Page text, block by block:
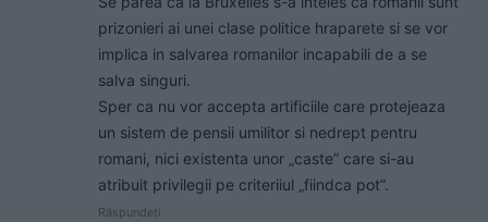
prizonieri ai unei clase politice hraparete si se vor
implica in salvarea romanilor incapabili de a se
salva singuri.
Sper ca nu vor accepta artificiile care protejeaza
un sistem de pensii umilitor si nedrept pentru
romani, nici existenta unor „caste” care si-au
atribuit privilegii pe criteriiul „fiindca pot”.
Răspundeți